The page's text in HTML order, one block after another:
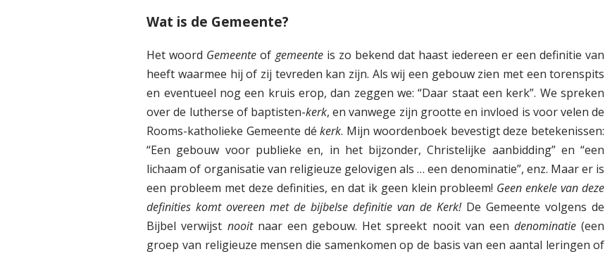
Wat is de Gemeente?
Het woord Gemeenteof gemeenteis zo bekend dat haast iedereen er een definitie van
heeft waarmee hij of zij tevreden kan zijn. Als wij een gebouw zien met een torenspits
en eventueel nog een kruis erop, dan zeggen we: “Daar staat een kerk”. We spreken
over de lutherse of baptisten-kerk, en vanwege zijn grootte en invloed is voor velen de
Rooms-katholieke Gemeente dékerk. Mijn woordenboek bevestigt deze betekenissen:
“Een gebouw voor publieke en, in het bijzonder, Christelijke aanbidding” en “een
lichaam of organisatie van religieuze gelovigen als … een denominatie”, enz. Maar er is
een probleem met deze definities, en dat ik geen klein probleem! Geen enkele van deze
definities komt overeen met de bijbelse definitie van de Kerk!De Gemeente volgens de
Bijbel verwijst nooitnaar een gebouw. Het spreekt nooit van eendenominatie (een
groep van religieuze mensen die samenkomen op de basis van een aantal leringen of